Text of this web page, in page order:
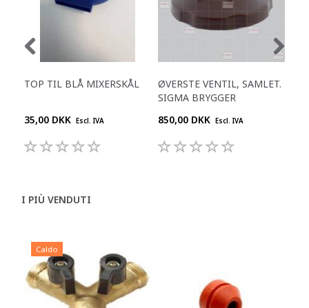
TOP TIL BLÅ MIXERSKÅL
35,00 DKK Escl. IVA
ØVERSTE VENTIL, SAMLET.
SIGMA BRYGGER
850,00 DKK Escl. IVA
I PIÙ VENDUTI
Caldo